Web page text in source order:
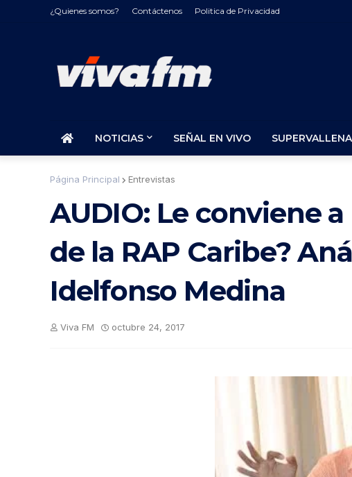
¿Quienes somos? Contáctenos Politica de Privacidad
NOTICIAS SEÑAL EN VIVO
Página Principal Entrevistas
AUDIO: Le conviene
de la RAP Caribe?
Idelfonso Medina
Viva FM octubre 24, 2017